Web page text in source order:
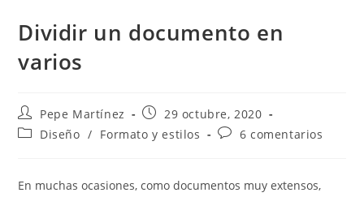
Dividir un documento en
varios
Autor
de
la
Pepe Martínez
Publicación
la
29 octubre, 2020
Categoría
entrada:
Diseño / Formato y estilos
Comentarios
entrada:
6 comentarios
En muchas ocasiones, como documentos muy extensos,